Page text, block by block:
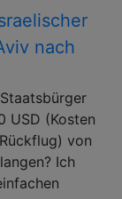
nach
USD (Kosten
von
Ich